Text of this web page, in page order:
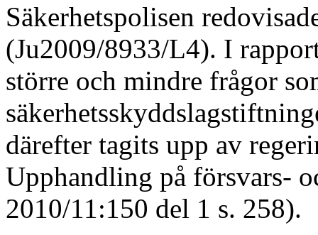
Säkerhetspolisen
(Ju2009/8933/L4). I
större och mindre frågor
därefter tagits upp av
Upphandling på försvars-
2010/11:150 del 1 s. 258).